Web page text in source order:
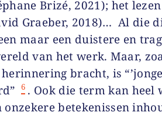
Brizé, 2021); het
Graeber, 2018)… Al die
maar een duistere en
van het werk. Maar,
bracht, is
6 . Ook die term kan heel
betekenissen